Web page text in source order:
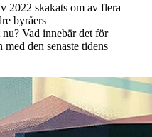
2022 skakats om av flera
byråers
Vad innebär det för
den senaste tidens